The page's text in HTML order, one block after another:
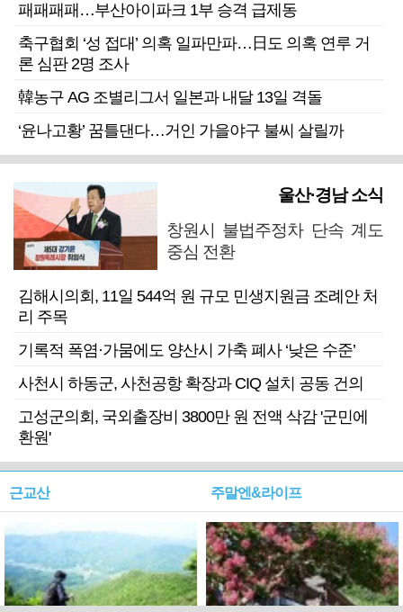
패패패패…부산아이파크 1부 승격 급제동
축구협회 ‘성 접대’ 의혹 일파만파…日도 의혹 연루 거
론 심판 2명 조사
韓농구 AG 조별리그서 일본과 내달 13일 격돌
‘윤나고황’ 꿈틀댄다…거인 가을야구 불씨 살릴까
울산·경남 소식
창원시 불법주정차 단속 계도
중심 전환
김해시의회, 11일 544억 원 규모 민생지원금 조례안 처
리 주목
기록적 폭염·가뭄에도 양산시 가축 폐사 ‘낮은 수준’
사천시 하동군, 사천공항 확장과 CIQ 설치 공동 건의
고성군의회, 국외출장비 3800만 원 전액 삭감 '군민에
환원'
근교산 주말엔&라이프